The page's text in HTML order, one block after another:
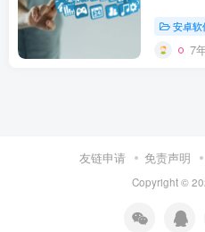
安卓软
7
友链申请 免责声明
Copyright ©